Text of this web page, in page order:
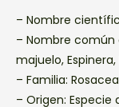
– Nombre
– Nombre común
majuelo,
– Familia:
– Origen: